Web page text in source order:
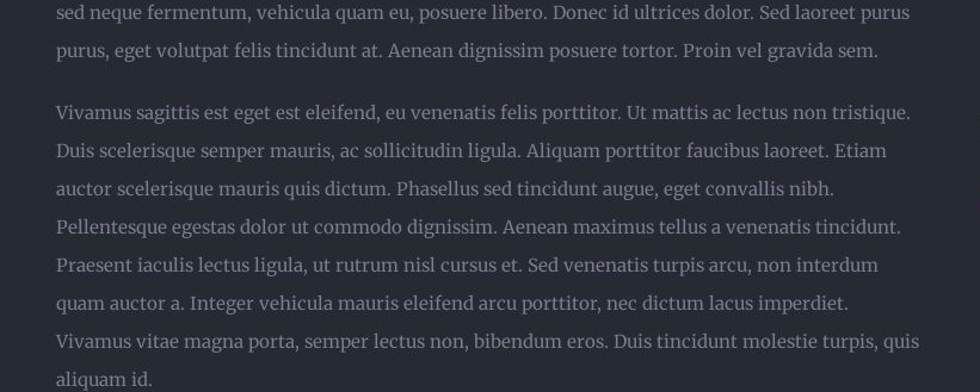
sed neque fermentum, vehicula quam eu, posuere libero. Donec id ultrices dolor. Sed laoreet purus
purus, eget volutpat felis tincidunt at. Aenean dignissim posuere tortor. Proin vel gravida sem.
Vivamus sagittis est eget est eleifend, eu venenatis felis porttitor. Ut mattis ac lectus non tristique.
Duis scelerisque semper mauris, ac sollicitudin ligula. Aliquam porttitor faucibus laoreet. Etiam
auctor scelerisque mauris quis dictum. Phasellus sed tincidunt augue, eget convallis nibh.
Pellentesque egestas dolor ut commodo dignissim. Aenean maximus tellus a venenatis tincidunt.
Praesent iaculis lectus ligula, ut rutrum nisl cursus et. Sed venenatis turpis arcu, non interdum
quam auctor a. Integer vehicula mauris eleifend arcu porttitor, nec dictum lacus imperdiet.
Vivamus vitae magna porta, semper lectus non, bibendum eros. Duis tincidunt molestie turpis, quis
aliquam id.